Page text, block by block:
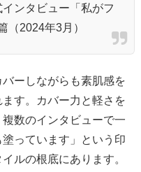
ンタビュー「私がフ
（2024年3月）
ーしながらも素肌感を
す。カバー力と軽さを
数のインタビューで一
っています」という印
ルの根底にあります。